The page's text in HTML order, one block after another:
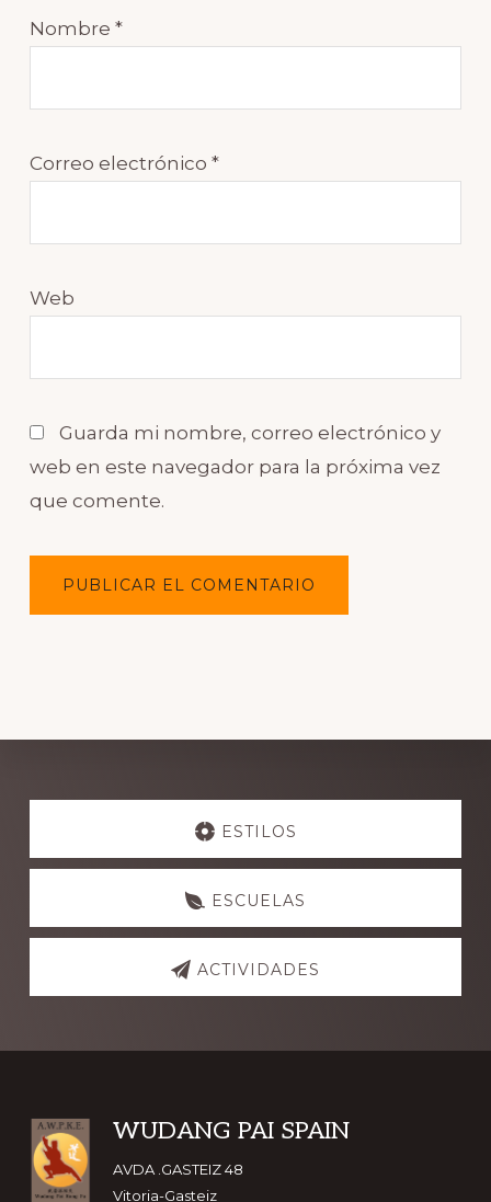
Nombre *
Correo electrónico *
Web
Guarda mi nombre, correo electrónico y
web en este navegador para la próxima vez
que comente.
Explore
ESTILOS
ESCUELAS
ACTIVIDADES
Footer
WUDANG PAI SPAIN
AVDA .GASTEIZ 48
Vitoria-Gasteiz